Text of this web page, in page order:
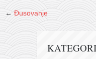
kontakt
← Đusovanje